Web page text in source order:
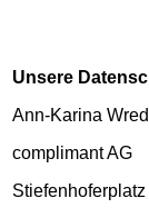
Unsere
Ann-Karina
complimant AG